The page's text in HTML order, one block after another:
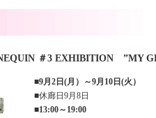
＃3 EXHIBITION ”MY
■9月2日(月）～9月10日(火）
■休廊日9月8日
■13:00～19:00